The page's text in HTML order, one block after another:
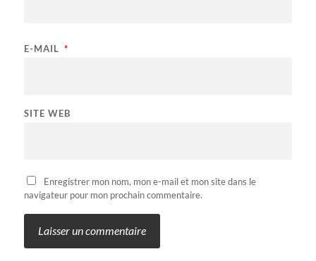
E-MAIL *
SITE WEB
Enregistrer mon nom, mon e-mail et mon site dans le
navigateur pour mon prochain commentaire.